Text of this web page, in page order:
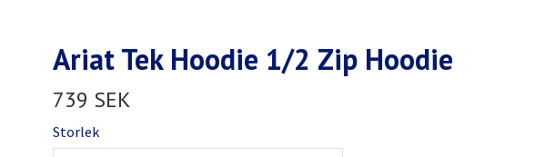
Ariat Tek Hoodie 1/2 Zip Hoodie
739 SEK
Storlek